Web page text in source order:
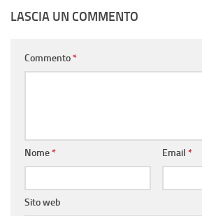
LASCIA UN COMMENTO
Commento*
Nome* Email *
Sito web